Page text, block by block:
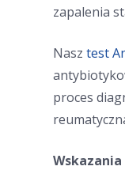
zapalenia
Nasztest
proces